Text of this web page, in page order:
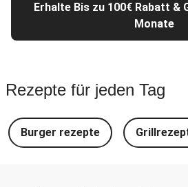
Erhalte Bis zu 100€ Rabatt &
Monate
Rezepte für jeden Tag
Burger rezepte